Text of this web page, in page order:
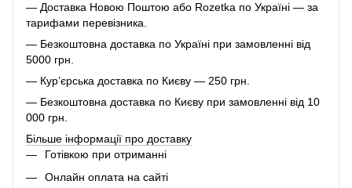
— Доставка Новою Поштою або Rozetka по Україні — за
тарифами перевізника.
— Безкоштовна доставка по Україні при замовленні від
5000 грн.
— Кур’єрська доставка по Києву — 250 грн.
— Безкоштовна доставка по Києву при замовленні від 10
000 грн.
Більше інформації про доставку
Готівкою при отриманні
Онлайн оплата на сайті